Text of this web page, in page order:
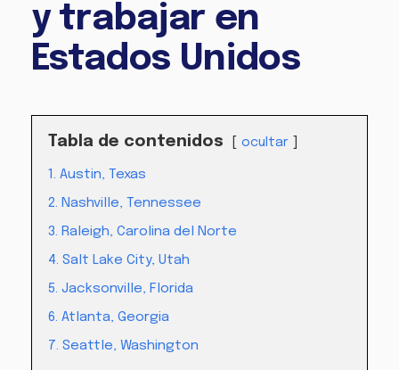
y trabajar en
Estados Unidos
Tabla de contenidos ocultar
1. Austin, Texas
2. Nashville, Tennessee
3. Raleigh, Carolina del Norte
4. Salt Lake City, Utah
5. Jacksonville, Florida
6. Atlanta, Georgia
7. Seattle, Washington